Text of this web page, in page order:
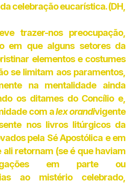
celebração eucarística. (DH,
trazer-nos preocupação,
em que alguns setores da
elementos e costumes
se limitam aos paramentos,
na mentalidade ainda
os ditames do Concílio e,
com alex orandivigente
nos livros litúrgicos da
pela Sé Apostólica e em
ali retornam (se é que haviam
em parte ou
ao mistério celebrado,